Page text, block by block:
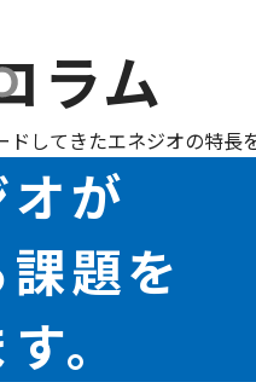
ラム
してきたエネジオの特長
が
題を
。